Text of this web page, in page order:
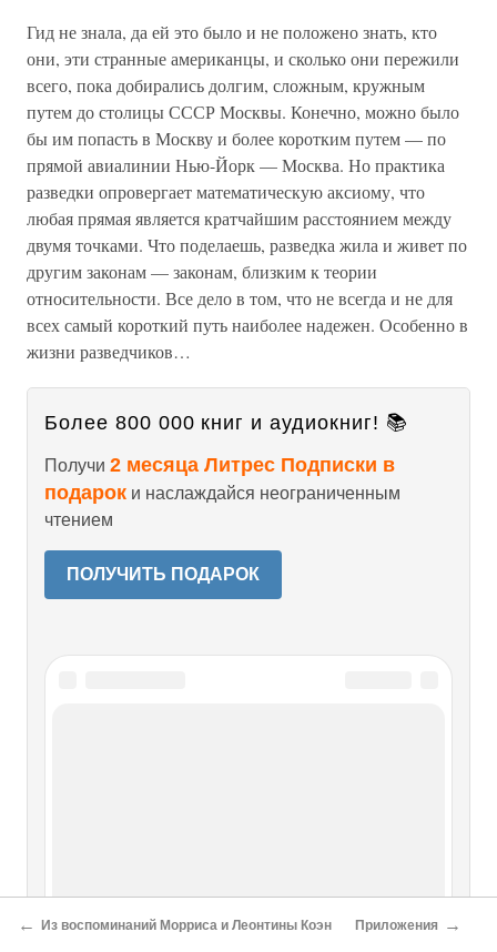
Гид не знала, да ей это было и не положено знать, кто
они, эти странные американцы, и сколько они пережили
всего, пока добирались долгим, сложным, кружным
путем до столицы СССР Москвы. Конечно, можно было
бы им попасть в Москву и более коротким путем — по
прямой авиалинии Нью-Йорк — Москва. Но практика
разведки опровергает математическую аксиому, что
любая прямая является кратчайшим расстоянием между
двумя точками. Что поделаешь, разведка жила и живет по
другим законам — законам, близким к теории
относительности. Все дело в том, что не всегда и не для
всех самый короткий путь наиболее надежен. Особенно в
жизни разведчиков…
Более 800 000 книг и аудиокниг! 📚
Получи 2 месяца Литрес Подписки в
подарок и наслаждайся неограниченным
чтением
ПОЛУЧИТЬ ПОДАРОК
святым человеком. Я предпочла тогда поостеречься его,
потому что люди с ликами святых угодников часто
← Из воспоминаний Морриса и Леонтины Коэн Приложения →